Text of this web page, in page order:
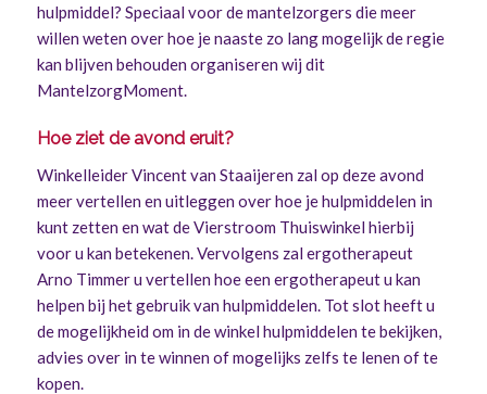
hulpmiddel? Speciaal voor de mantelzorgers die meer
willen weten over hoe je naaste zo lang mogelijk de regie
kan blijven behouden organiseren wij dit
MantelzorgMoment.
Hoe ziet de avond eruit?
Winkelleider Vincent van Staaijeren zal op deze avond
meer vertellen en uitleggen over hoe je hulpmiddelen in
kunt zetten en wat de Vierstroom Thuiswinkel hierbij
voor u kan betekenen. Vervolgens zal ergotherapeut
Arno Timmer u vertellen hoe een ergotherapeut u kan
helpen bij het gebruik van hulpmiddelen. Tot slot heeft u
de mogelijkheid om in de winkel hulpmiddelen te bekijken,
advies over in te winnen of mogelijks zelfs te lenen of te
kopen.